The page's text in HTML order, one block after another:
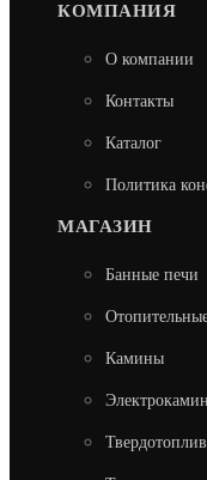
КОМПАНИЯ
О компании
Контакты
Каталог
Политика
МАГАЗИН
Банные печи
Камины